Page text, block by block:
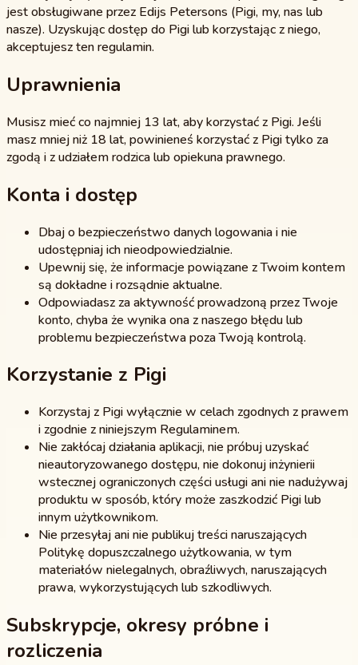
jest obsługiwane przez Edijs Petersons (Pigi, my, nas lub
nasze). Uzyskując dostęp do Pigi lub korzystając z niego,
akceptujesz ten regulamin.
Uprawnienia
Musisz mieć co najmniej 13 lat, aby korzystać z Pigi. Jeśli
masz mniej niż 18 lat, powinieneś korzystać z Pigi tylko za
zgodą i z udziałem rodzica lub opiekuna prawnego.
Konta i dostęp
Dbaj o bezpieczeństwo danych logowania i nie
udostępniaj ich nieodpowiedzialnie.
Upewnij się, że informacje powiązane z Twoim kontem
są dokładne i rozsądnie aktualne.
Odpowiadasz za aktywność prowadzoną przez Twoje
konto, chyba że wynika ona z naszego błędu lub
problemu bezpieczeństwa poza Twoją kontrolą.
Korzystanie z Pigi
Korzystaj z Pigi wyłącznie w celach zgodnych z prawem
i zgodnie z niniejszym Regulaminem.
Nie zakłócaj działania aplikacji, nie próbuj uzyskać
nieautoryzowanego dostępu, nie dokonuj inżynierii
wstecznej ograniczonych części usługi ani nie nadużywaj
produktu w sposób, który może zaszkodzić Pigi lub
innym użytkownikom.
Nie przesyłaj ani nie publikuj treści naruszających
Politykę dopuszczalnego użytkowania, w tym
materiałów nielegalnych, obraźliwych, naruszających
prawa, wykorzystujących lub szkodliwych.
Subskrypcje, okresy próbne i
rozliczenia